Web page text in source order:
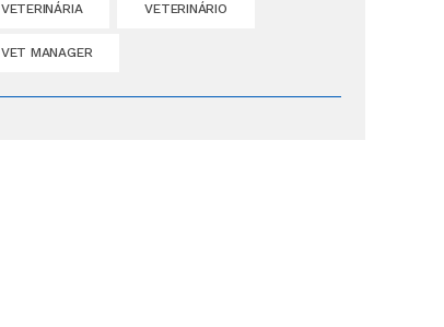
VETERINÁRIA VETERINÁRIO
VET MANAGER